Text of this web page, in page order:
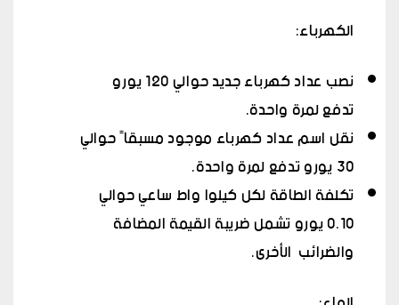
الكهرباء:
نصب عداد كهرباء جديد حوالي 120 يورو
تدفع لمرة واحدة.
نقل اسم عداد كهرباء موجود مسبقاً حوالي
30 يورو تدفع لمرة واحدة.
تكلفة الطاقة لكل كيلوا واط ساعي حوالي
0.10 يورو تشمل ضريبة القيمة المضافة
والضرائب الأخرى.